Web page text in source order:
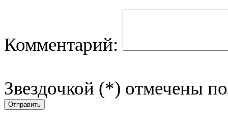
Комментарий:
Звездочкой (*) отмечены